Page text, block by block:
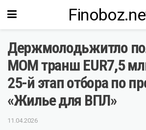
Держмолодьжитло
МОМ транш EUR7,5
25-й этап отбора по
«Жилье для ВПЛ»
11.04.2026